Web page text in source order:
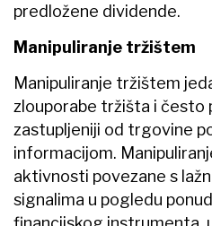
predložene dividende.
Manipuliranje tržištem
Manipuliranje tržištem
zlouporabe tržišta i često
zastupljeniji od trgovine
informacijom.
aktivnosti povezane s
signalima u pogledu